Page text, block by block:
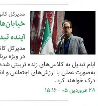
مدیرکل
آینده
مدیرکل
در ویژه
ایام تبدیل به کلاس‌های زنده تربیتی
به‌صورت عملی با ارزش‌های اجتماعی و
درک خواهند کرد.
۲۸ فروردین ۰۵ - ۱۵:۱۶